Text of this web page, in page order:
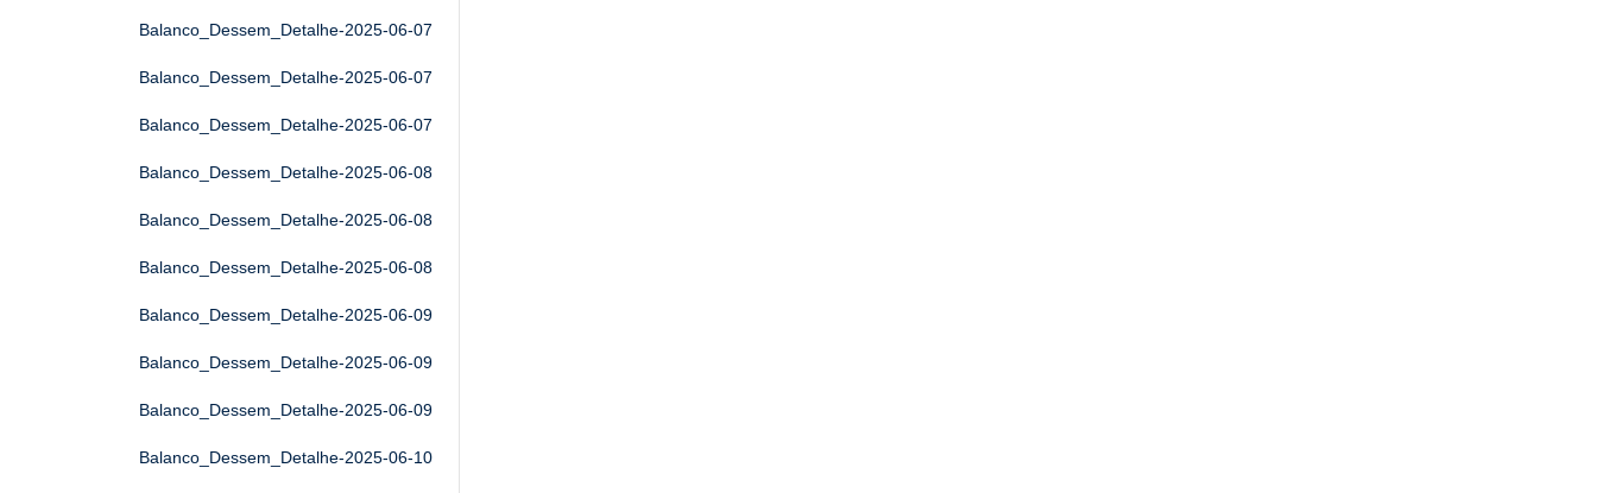
Balanco_Dessem_Detalhe-2025-06-07
Balanco_Dessem_Detalhe-2025-06-07
Balanco_Dessem_Detalhe-2025-06-07
Balanco_Dessem_Detalhe-2025-06-08
Balanco_Dessem_Detalhe-2025-06-08
Balanco_Dessem_Detalhe-2025-06-08
Balanco_Dessem_Detalhe-2025-06-09
Balanco_Dessem_Detalhe-2025-06-09
Balanco_Dessem_Detalhe-2025-06-09
Balanco_Dessem_Detalhe-2025-06-10